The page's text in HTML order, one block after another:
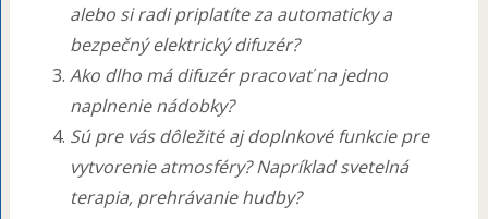
alebo si radi priplatíte za automaticky a
bezpečný elektrický difuzér?
Ako dlho má difuzér pracovať na jedno
naplnenie nádobky?
Sú pre vás dôležité aj doplnkové funkcie pre
vytvorenie atmosféry? Napríklad svetelná
terapia, prehrávanie hudby?